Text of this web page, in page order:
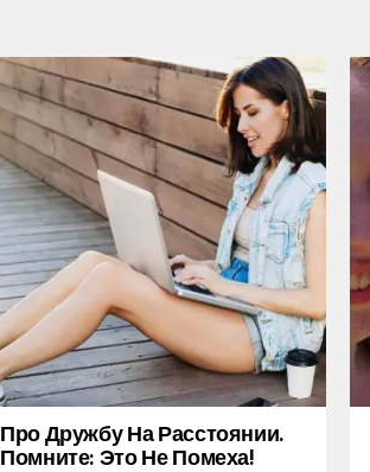
Про Дружбу На Расстоянии.
Помните: Это Не Помеха!